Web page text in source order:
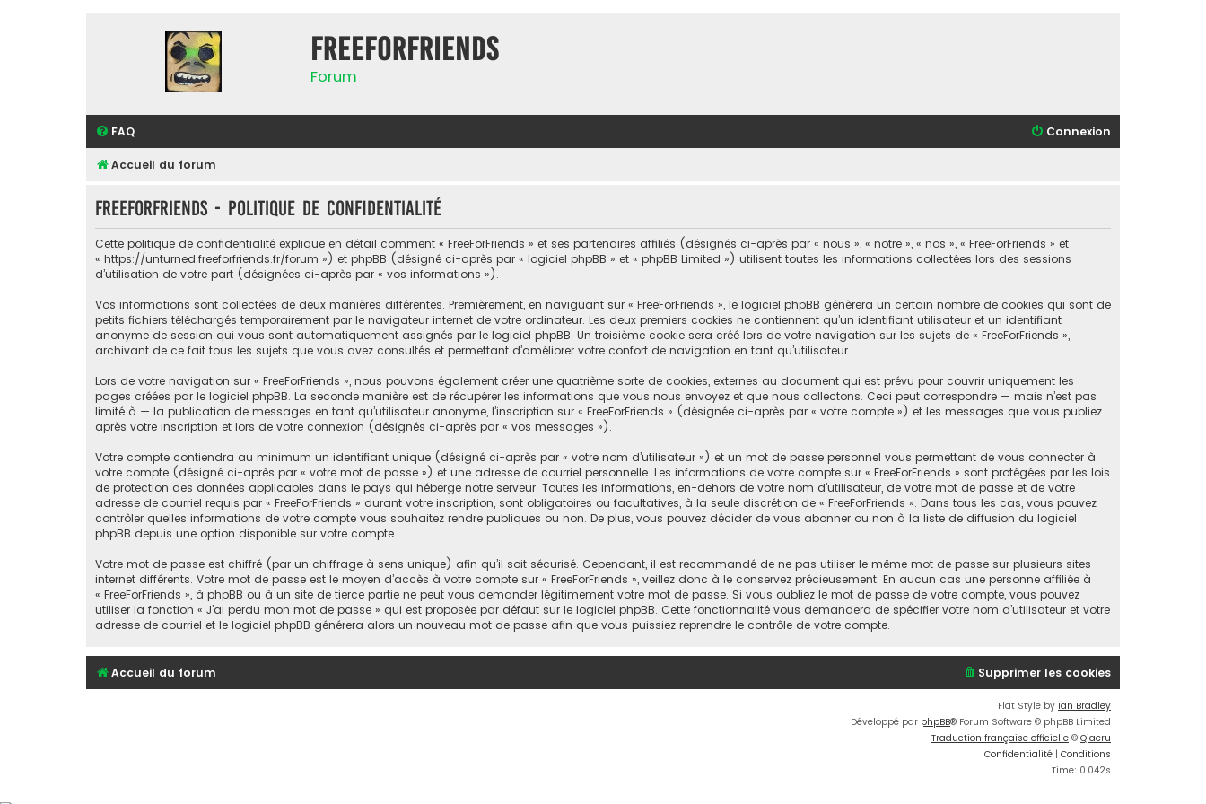
FreeForFriends
Forum
FAQ Connexion
Accueil du forum
FreeForFriends - Politique de confidentialité
Cette politique de confidentialité explique en détail comment « FreeForFriends » et ses partenaires affiliés (désignés ci-après par « nous », « notre », « nos », « FreeForFriends » et
« https://unturned.freeforfriends.fr/forum ») et phpBB (désigné ci-après par « logiciel phpBB » et « phpBB Limited ») utilisent toutes les informations collectées lors des sessions
d’utilisation de votre part (désignées ci-après par « vos informations »).
Vos informations sont collectées de deux manières différentes. Premièrement, en naviguant sur « FreeForFriends », le logiciel phpBB génèrera un certain nombre de cookies qui sont de
petits fichiers téléchargés temporairement par le navigateur internet de votre ordinateur. Les deux premiers cookies ne contiennent qu’un identifiant utilisateur et un identifiant
anonyme de session qui vous sont automatiquement assignés par le logiciel phpBB. Un troisième cookie sera créé lors de votre navigation sur les sujets de « FreeForFriends »,
archivant de ce fait tous les sujets que vous avez consultés et permettant d’améliorer votre confort de navigation en tant qu’utilisateur.
Lors de votre navigation sur « FreeForFriends », nous pouvons également créer une quatrième sorte de cookies, externes au document qui est prévu pour couvrir uniquement les
pages créées par le logiciel phpBB. La seconde manière est de récupérer les informations que vous nous envoyez et que nous collectons. Ceci peut correspondre — mais n’est pas
limité à — la publication de messages en tant qu’utilisateur anonyme, l’inscription sur « FreeForFriends » (désignée ci-après par « votre compte ») et les messages que vous publiez
après votre inscription et lors de votre connexion (désignés ci-après par « vos messages »).
Votre compte contiendra au minimum un identifiant unique (désigné ci-après par « votre nom d’utilisateur ») et un mot de passe personnel vous permettant de vous connecter à
votre compte (désigné ci-après par « votre mot de passe ») et une adresse de courriel personnelle. Les informations de votre compte sur « FreeForFriends » sont protégées par les lois
de protection des données applicables dans le pays qui héberge notre serveur. Toutes les informations, en-dehors de votre nom d’utilisateur, de votre mot de passe et de votre
adresse de courriel requis par « FreeForFriends » durant votre inscription, sont obligatoires ou facultatives, à la seule discrétion de « FreeForFriends ». Dans tous les cas, vous pouvez
contrôler quelles informations de votre compte vous souhaitez rendre publiques ou non. De plus, vous pouvez décider de vous abonner ou non à la liste de diffusion du logiciel
phpBB depuis une option disponible sur votre compte.
Votre mot de passe est chiffré (par un chiffrage à sens unique) afin qu’il soit sécurisé. Cependant, il est recommandé de ne pas utiliser le même mot de passe sur plusieurs sites
internet différents. Votre mot de passe est le moyen d’accès à votre compte sur « FreeForFriends », veillez donc à le conservez précieusement. En aucun cas une personne affiliée à
« FreeForFriends », à phpBB ou à un site de tierce partie ne peut vous demander légitimement votre mot de passe. Si vous oubliez le mot de passe de votre compte, vous pouvez
utiliser la fonction « J’ai perdu mon mot de passe » qui est proposée par défaut sur le logiciel phpBB. Cette fonctionnalité vous demandera de spécifier votre nom d’utilisateur et votre
adresse de courriel et le logiciel phpBB générera alors un nouveau mot de passe afin que vous puissiez reprendre le contrôle de votre compte.
Accueil du forum Supprimer les cookies
Flat Style by Ian Bradley
Développé par phpBB® Forum Software © phpBB Limited
Traduction française officielle © Qiaeru
Confidentialité | Conditions
Time: 0.042s